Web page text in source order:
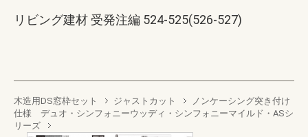
リビング建材 受発注編 524-525(526-527)
木造用DS窓枠セット ジャストカット
ノンケーシング突き付け
仕様 デュオ・シンフォニーウッディ・シンフォニーマイルド・ASシ
リーズ